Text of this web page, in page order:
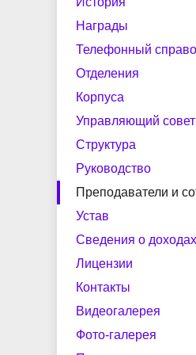
Структура
Сведения о
Фото-галерея
Виртуальная
Добровольные
Наши выпускники
Документы и
Рабочие
и календарные
Студенческий
Импульс
Конкурсная
Награды
Телефонный
Отделения
Корпуса
Управляющий совет
Структура
Руководство
Преподаватели и
Устав
Сведения о доходах
Лицензии
Контакты
Видеогалерея
Фото-галерея